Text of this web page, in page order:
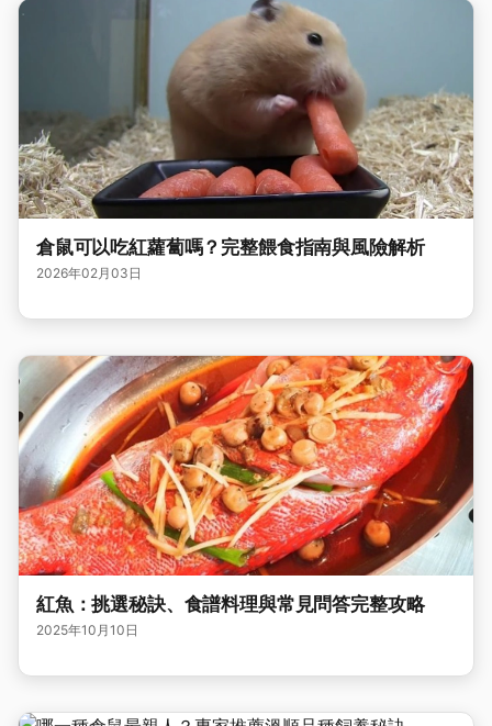
倉鼠可以吃紅蘿蔔嗎？完整餵食指南與風險解析
2026年02月03日
紅魚：挑選秘訣、食譜料理與常見問答完整攻略
2025年10月10日